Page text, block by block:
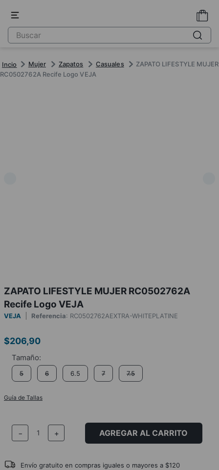
Mujer Zapatos Casuales
ZAPATO LIFESTYLE MUJER
RC0502762A Recife Logo VEJA
ZAPATO LIFESTYLE MUJER RC0502762A
Recife Logo VEJA
VEJA Referencia: RC0502762AEXTRA-WHITEPLATINE
$206,90
5 6 6.5 7 7.5
Guía de Tallas
＋
－ AGREGAR AL CARRITO
Envío gratuito en compras iguales o mayores a $120